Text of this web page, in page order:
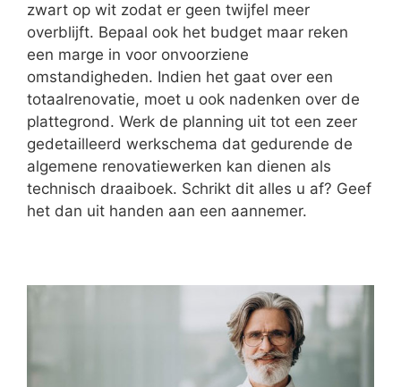
zwart op wit zodat er geen twijfel meer
overblijft. Bepaal ook het budget maar reken
een marge in voor onvoorziene
omstandigheden. Indien het gaat over een
totaalrenovatie, moet u ook nadenken over de
plattegrond. Werk de planning uit tot een zeer
gedetailleerd werkschema dat gedurende de
algemene renovatiewerken kan dienen als
technisch draaiboek. Schrikt dit alles u af? Geef
het dan uit handen aan een aannemer.